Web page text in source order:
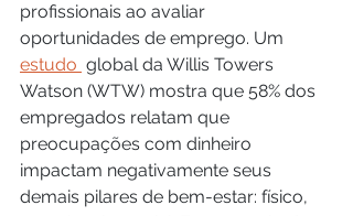
profissionais ao avaliar
oportunidades de emprego. Um
estudo global da Willis Towers
Watson (WTW) mostra que 58% dos
empregados relatam que
preocupações com dinheiro
impactam negativamente seus
demais pilares de bem-estar: físico,